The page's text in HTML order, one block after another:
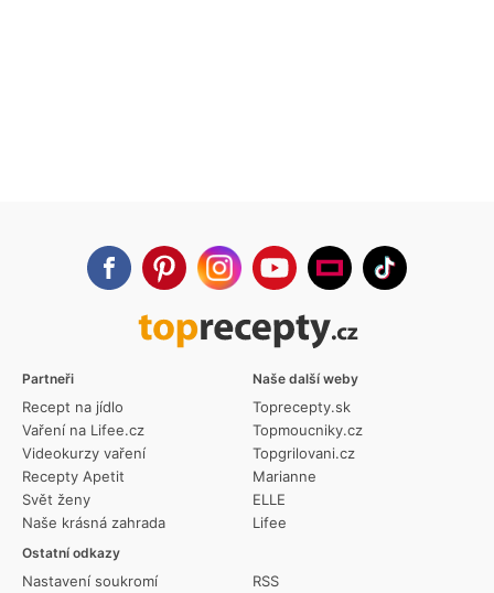
Partneři
Recept na jídlo
Vaření na Lifee.cz
Videokurzy vaření
Recepty Apetit
Svět ženy
Naše krásná zahrada
Ostatní odkazy
Nastavení soukromí
RSS
Naše další weby
Toprecepty.sk
Topmoucniky.cz
Topgrilovani.cz
Marianne
ELLE
Lifee